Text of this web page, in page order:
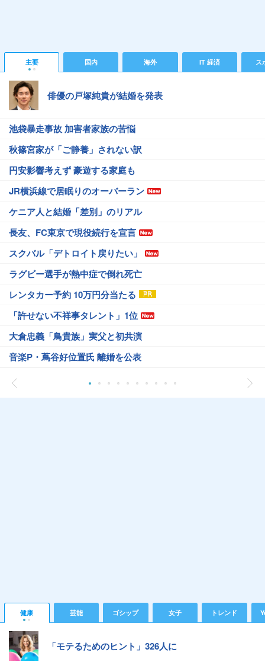
主要 国内 海外 IT 経済 ス
俳優の戸塚純貴が結婚を発表
池袋暴走事故 加害者家族の苦悩
秋篠宮家が「ご静養」されない訳
円安影響考えず 豪遊する家庭も
JR横浜線で居眠りのオーバーラン
ケニア人と結婚「差別」のリアル
長友、FC東京で現役続行を宣言
スクバル「デトロイト戻りたい」
ラグビー選手が熱中症で倒れ死亡
レンタカー予約 10万円分当たる
「許せない不祥事タレント」1位
大倉忠義「鳥貴族」実父と初共演
音楽P・蔦谷好位置氏 離婚を公表
健康 芸能 ゴシップ 女子 トレンド
「モテるためのヒント」326人に